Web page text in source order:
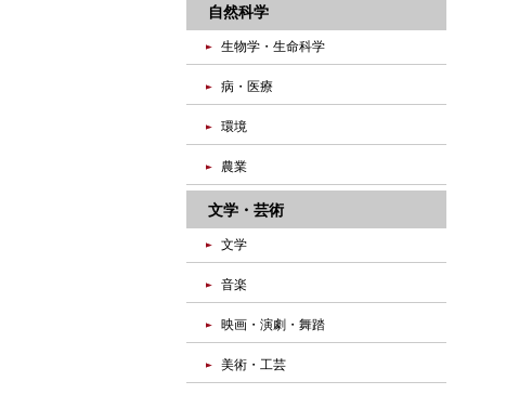
自然科学
生物学・生命科学
病・医療
環境
農業
文学・芸術
文学
音楽
映画・演劇・舞踏
美術・工芸